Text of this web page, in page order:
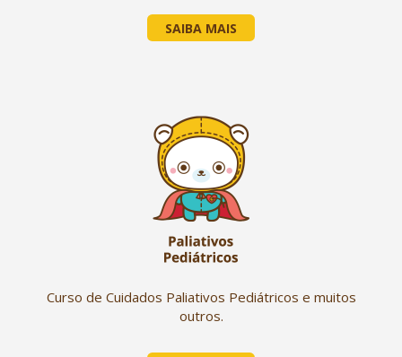
SAIBA MAIS
Curso de Cuidados Paliativos Pediátricos e muitos
outros.